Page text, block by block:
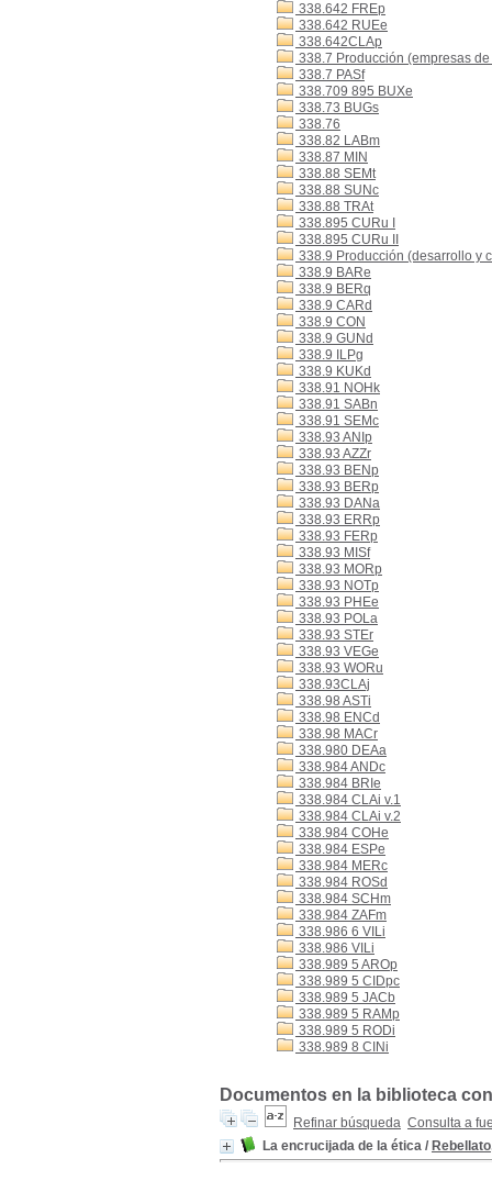
338.642 FREp
338.642 RUEe
338.642CLAp
338.7 Producción (empresas
338.7 PASf
338.709 895 BUXe
338.73 BUGs
338.76
338.82 LABm
338.87 MIN
338.88 SEMt
338.88 SUNc
338.88 TRAt
338.895 CURu I
338.895 CURu II
338.9 Producción (desarrollo y
338.9 BARe
338.9 BERq
338.9 CARd
338.9 CON
338.9 GUNd
338.9 ILPg
338.9 KUKd
338.91 NOHk
338.91 SABn
338.91 SEMc
338.93 ANIp
338.93 AZZr
338.93 BENp
338.93 BERp
338.93 DANa
338.93 ERRp
338.93 FERp
338.93 MISf
338.93 MORp
338.93 NOTp
338.93 PHEe
338.93 POLa
338.93 STEr
338.93 VEGe
338.93 WORu
338.93CLAj
338.98 ASTi
338.98 ENCd
338.98 MACr
338.980 DEAa
338.984 ANDc
338.984 BRIe
338.984 CLAi v.1
338.984 CLAi v.2
338.984 COHe
338.984 ESPe
338.984 MERc
338.984 ROSd
338.984 SCHm
338.984 ZAFm
338.986 6 VILi
338.986 VILi
338.989 5 AROp
338.989 5 CIDpc
338.989 5 JACb
338.989 5 RAMp
338.989 5 RODi
338.989 8 CINi
Documentos en la biblioteca
Refinar búsqueda Consulta a
La encrucijada de la ética /